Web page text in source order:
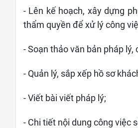
- Lên kế hoạch, xây dựng
thẩm quyền để xử lý công
- Soạn thảo văn bản pháp
- Quản lý, sắp xếp hồ sơ
- Viết bài viết pháp lý;
- Chi tiết nội dung công việc